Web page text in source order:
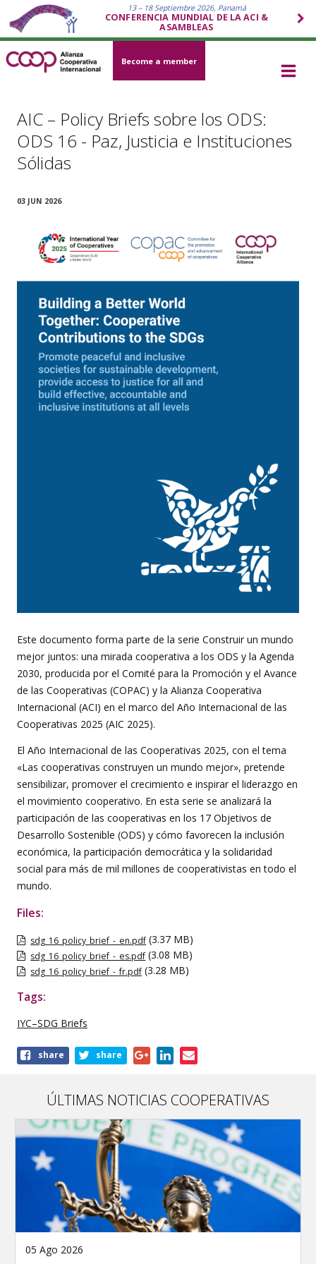
13 – 18 Septiembre 2026, Panamá
CONFERENCIA MUNDIAL DE LA ACI &
ASAMBLEAS
Become a member
AIC – Policy Briefs sobre los ODS:
ODS 16 - Paz, Justicia e Instituciones
Sólidas
03 JUN 2026
Este documento forma parte de la serie Construir un mundo
mejor juntos: una mirada cooperativa a los ODS y la Agenda
2030, producida por el Comité para la Promoción y el Avance
de las Cooperativas (COPAC) y la Alianza Cooperativa
Internacional (ACI) en el marco del Año Internacional de las
Cooperativas 2025 (AIC 2025).
El Año Internacional de las Cooperativas 2025, con el tema
«Las cooperativas construyen un mundo mejor», pretende
sensibilizar, promover el crecimiento e inspirar el liderazgo en
el movimiento cooperativo. En esta serie se analizará la
participación de las cooperativas en los 17 Objetivos de
Desarrollo Sostenible (ODS) y cómo favorecen la inclusión
económica, la participación democrática y la solidaridad
social para más de mil millones de cooperativistas en todo el
mundo.
Files:
sdg_16_policy_brief_-_en.pdf (3.37 MB)
sdg_16_policy_brief_-_es.pdf (3.08 MB)
sdg_16_policy_brief_-_fr.pdf (3.28 MB)
Tags:
IYC–SDG Briefs
Shareshare share
ÚLTIMAS NOTICIAS COOPERATIVAS
05 Ago 2026